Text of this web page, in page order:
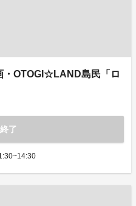
OTOGI☆LAND島民「ロ
了